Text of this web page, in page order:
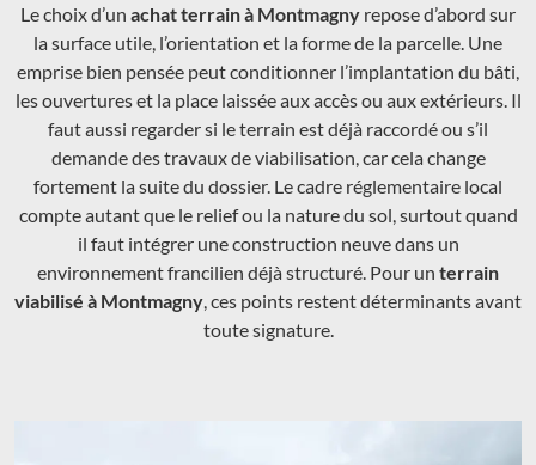
Le choix d’un achat terrain à Montmagny repose d’abord sur
la surface utile, l’orientation et la forme de la parcelle. Une
emprise bien pensée peut conditionner l’implantation du bâti,
les ouvertures et la place laissée aux accès ou aux extérieurs. Il
faut aussi regarder si le terrain est déjà raccordé ou s’il
demande des travaux de viabilisation, car cela change
fortement la suite du dossier. Le cadre réglementaire local
compte autant que le relief ou la nature du sol, surtout quand
il faut intégrer une construction neuve dans un
environnement francilien déjà structuré. Pour un terrain
viabilisé à Montmagny, ces points restent déterminants avant
toute signature.